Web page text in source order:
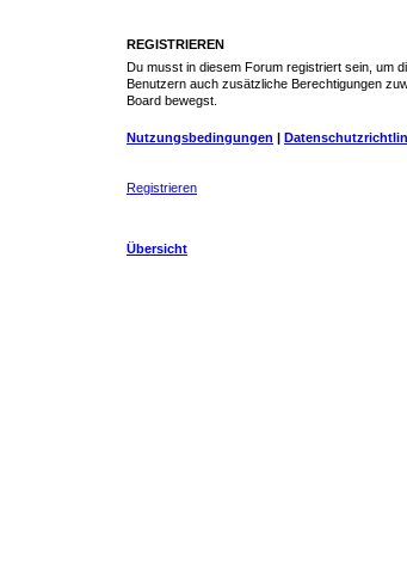
REGISTRIEREN
Du musst in diesem Forum registriert sein, um
Benutzern auch zusätzliche Berechtigungen
Board bewegst.
Nutzungsbedingungen |
Registrieren
Übersicht